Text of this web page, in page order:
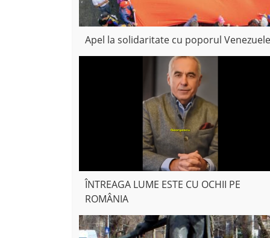
Apel la solidaritate cu poporul
ÎNTREAGA LUME ESTE CU OCHII PE
ROMÂNIA